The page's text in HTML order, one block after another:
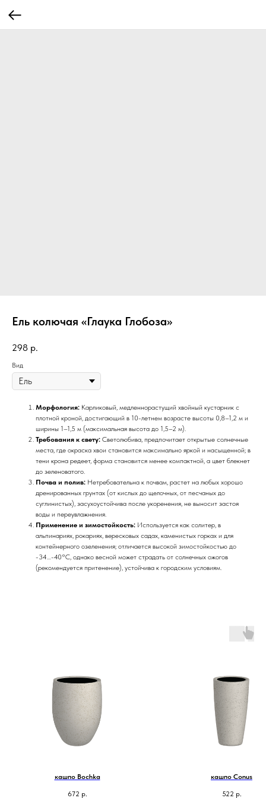
Ель колючая «Глаука Глобоза»
298 р.
Вид
Морфология: Карликовый, медленнорастущий хвойный кустарник с
плотной кроной, достигающий в 10-летнем возрасте высоты 0,8–1,2 м и
ширины 1–1,5 м (максимальная высота до 1,5–2 м).
Требования к свету: Светолюбива, предпочитает открытые солнечные
места, где окраска хвои становится максимально яркой и насыщенной; в
тени крона редеет, форма становится менее компактной, а цвет блекнет
до зеленоватого.
Почва и полив: Нетребовательна к почвам, растет на любых хорошо
дренированных грунтах (от кислых до щелочных, от песчаных до
суглинистых), засухоустойчива после укоренения, не выносит застоя
воды и переувлажнения.
Применение и зимостойкость: Используется как солитер, в
альпинариях, рокариях, вересковых садах, каменистых горках и для
контейнерного озеленения; отличается высокой зимостойкостью до
-34…-40°C, однако весной может страдать от солнечных ожогов
(рекомендуется притенение), устойчива к городским условиям.
кашпо Bochka
672 р.
кашпо Conus
522 р.